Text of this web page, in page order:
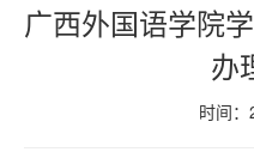
广西外国语学院
办
时间